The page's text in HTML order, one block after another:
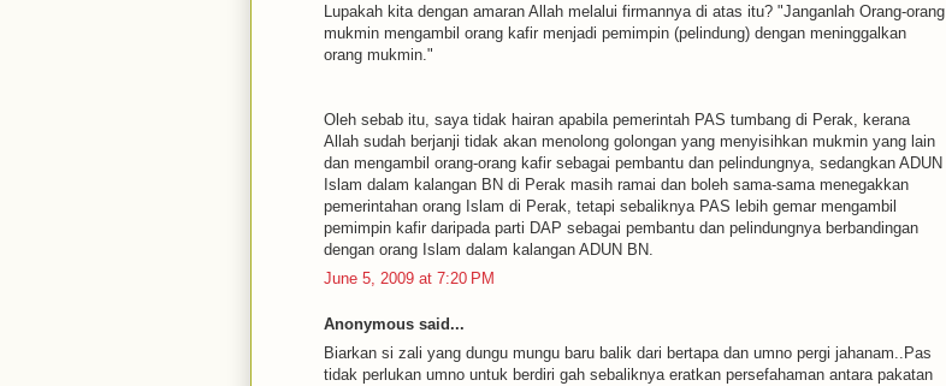
Lupakah kita dengan amaran Allah melalui firmannya di atas itu? "Janganlah Orang-orang
mukmin mengambil orang kafir menjadi pemimpin (pelindung) dengan meninggalkan
orang mukmin."
Oleh sebab itu, saya tidak hairan apabila pemerintah PAS tumbang di Perak, kerana
Allah sudah berjanji tidak akan menolong golongan yang menyisihkan mukmin yang lain
dan mengambil orang-orang kafir sebagai pembantu dan pelindungnya, sedangkan ADUN
Islam dalam kalangan BN di Perak masih ramai dan boleh sama-sama menegakkan
pemerintahan orang Islam di Perak, tetapi sebaliknya PAS lebih gemar mengambil
pemimpin kafir daripada parti DAP sebagai pembantu dan pelindungnya berbandingan
dengan orang Islam dalam kalangan ADUN BN.
June 5, 2009 at 7:20 PM
Anonymous said...
Biarkan si zali yang dungu mungu baru balik dari bertapa dan umno pergi jahanam..Pas
tidak perlukan umno untuk berdiri gah sebaliknya eratkan persefahaman antara pakatan